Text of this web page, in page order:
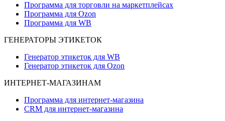
Программа для торговли на маркетплейсах
Программа для Ozon
Программа для WB
ГЕНЕРАТОРЫ ЭТИКЕТОК
Генератор этикеток для WB
Генератор этикеток для Ozon
ИНТЕРНЕТ-МАГАЗИНАМ
Программа для интернет-магазина
CRM для интернет-магазина